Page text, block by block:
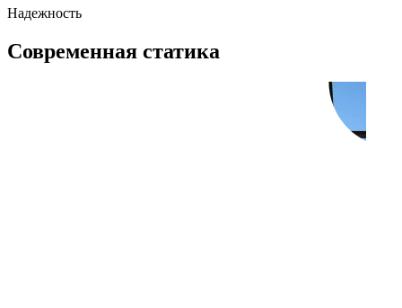
Надежность
Современная статика